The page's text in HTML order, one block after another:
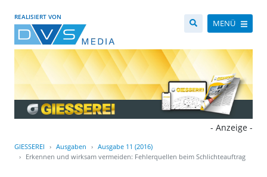
REALISIERT VON
MENÜ
- Anzeige -
GIESSEREI Ausgaben
Ausgabe 11 (2016)
Erkennen und wirksam vermeiden: Fehlerquellen beim Schlichteauftrag